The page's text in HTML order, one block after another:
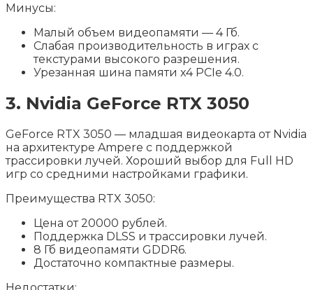
Минусы:
Малый объем видеопамяти — 4 Гб.
Слабая производительность в играх с
текстурами высокого разрешения.
Урезанная шина памяти x4 PCIe 4.0.
3. Nvidia GeForce RTX 3050
GeForce RTX 3050 — младшая видеокарта от Nvidia
на архитектуре Ampere с поддержкой
трассировки лучей. Хороший выбор для Full HD
игр со средними настройками графики.
Преимущества RTX 3050:
Цена от 20000 рублей.
Поддержка DLSS и трассировки лучей.
8 Гб видеопамяти GDDR6.
Достаточно компактные размеры.